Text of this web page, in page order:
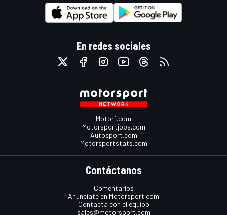
En redes sociales
Motor1.com
Motorsportjobs.com
Autosport.com
Motorsportstats.com
Contáctanos
Comentarios
Anúnciate en Motorsport.com
Contacta con el equipo
sales@motorsport.com